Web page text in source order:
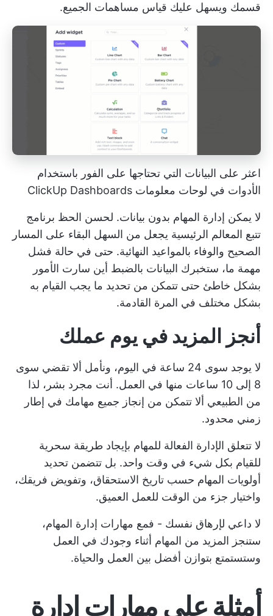
قسمك ويسهل عليك قياس مساهمات الجميع.
اعثر على البيانات التي تحتاجها على الفور باستخدام
الأدوات في لوحات معلومات ClickUp Dashboards
لا يمكن إدارة المهام بدون بيانات. لحسن الحظ برنامج
تتبع المعالم الرئيسية يجعل من السهل البقاء على المسار
الصحيح والوفاء بالمواعيد النهائية. حتى في حالة فشل
مهمة ما، ستخبرك البيانات بالضبط أين سارت الأمور
بشكل خاطئ حتى تتمكن من تحديد ما يجب القيام به
بشكل مختلف في المرة القادمة.
أنجز المزيد في يوم عملك
لا يوجد سوى 24 ساعة في اليوم، ونأمل ألا تقضي سوى
8 إلى 10 ساعات منها في العمل. أنت مجرد بشر، لذا
من الطبيعي ألا تتمكن من إنجاز جميع مهامك في إطار
زمني محدود.
لا تتعلق الإدارة الفعالة للمهام بإيجاد طريقة سحرية
للقيام بكل شيء في وقت واحد. بل تتضمن تحديد
أولويات المهام حسب تاريخ الاستحقاق، وتفويض فريقك،
واختيار جزء من الوقت للعمل العميق.
لا داعي لإرهاق نفسك - فمع مهارات إدارة المهام،
ستنجز المزيد من المهام أثناء وجودك في العمل
وستستمتع بتوازن أفضل بين العمل والحياة.
أمثلة على مهارات إدارة